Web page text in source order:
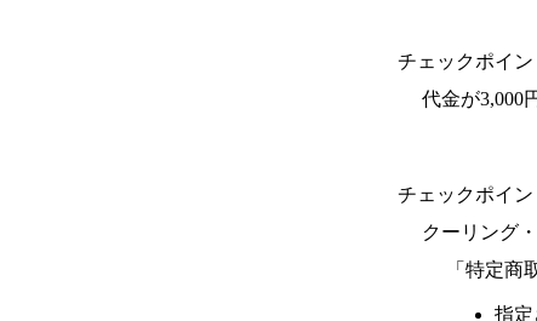
チェックポイン
代金が3,000
チェックポイン
クーリング
「特定商
指